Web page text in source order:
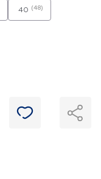
40 (48)